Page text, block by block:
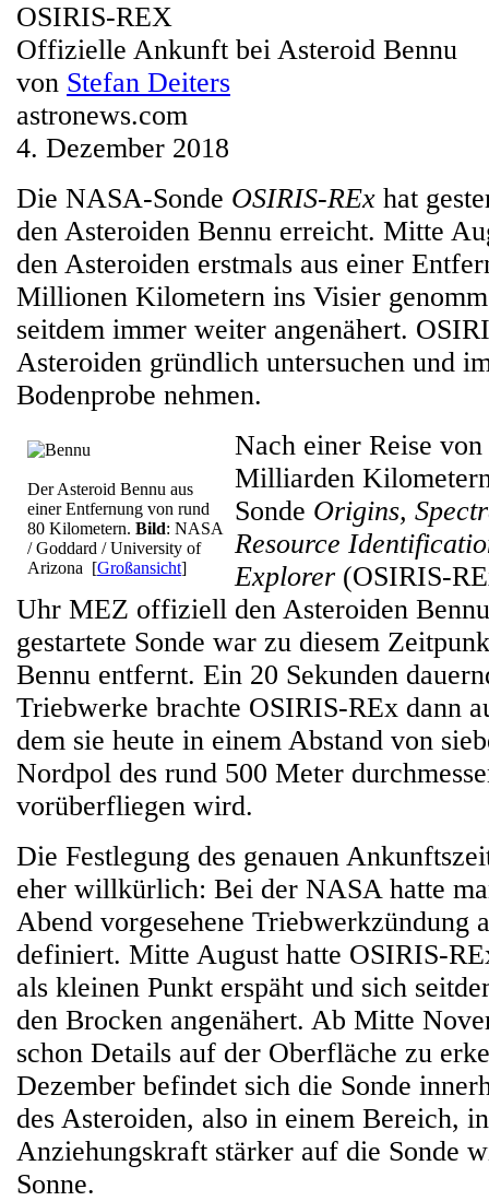
OSIRIS-REX
Offizielle Ankunft bei Asteroid Bennu
von Stefan Deiters
astronews.com
4. Dezember 2018
Die NASA-Sonde OSIRIS-REx hat
den Asteroiden Bennu erreicht. Mitte
den Asteroiden erstmals aus einer
Millionen Kilometern ins Visier
seitdem immer weiter angenähert.
Asteroiden gründlich untersuchen und
Bodenprobe nehmen.
Der Asteroid Bennu aus
einer Entfernung von rund
80 Kilometern. Bild: NASA
/ Goddard / University of
Arizona [Großansicht]
Nach einer Reise
Milliarden
Sonde Origins,
Resource
Explorer (OSIRIS-
Uhr MEZ offiziell den Asteroiden
gestartete Sonde war zu diesem
Bennu entfernt. Ein 20 Sekunden
Triebwerke brachte OSIRIS-REx dann
dem sie heute in einem Abstand von
Nordpol des rund 500 Meter
vorüberfliegen wird.
Die Festlegung des genauen
eher willkürlich: Bei der NASA hatte
Abend vorgesehene Triebwerkzündung
definiert. Mitte August hatte OSIRIS-
als kleinen Punkt erspäht und sich
den Brocken angenähert. Ab Mitte
schon Details auf der Oberfläche zu
Dezember befindet sich die Sonde
des Asteroiden, also in einem Bereich,
Anziehungskraft stärker auf die Sonde
Sonne.